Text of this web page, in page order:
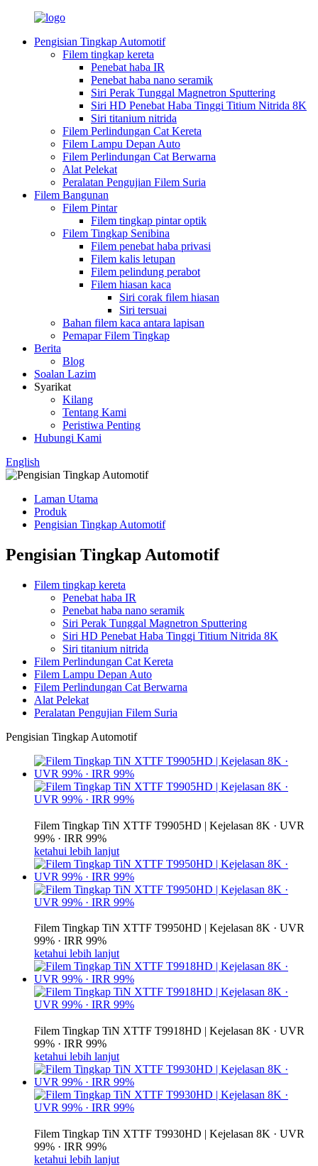
Pengisian Tingkap Automotif
Filem tingkap kereta
Penebat haba IR
Penebat haba nano seramik
Siri Perak Tunggal Magnetron Sputtering
Siri HD Penebat Haba Tinggi Titium Nitrida 8K
Siri titanium nitrida
Filem Perlindungan Cat Kereta
Filem Lampu Depan Auto
Filem Perlindungan Cat Berwarna
Alat Pelekat
Peralatan Pengujian Filem Suria
Filem Bangunan
Filem Pintar
Filem tingkap pintar optik
Filem Tingkap Senibina
Filem penebat haba privasi
Filem kalis letupan
Filem pelindung perabot
Filem hiasan kaca
Siri corak filem hiasan
Siri tersuai
Bahan filem kaca antara lapisan
Pemapar Filem Tingkap
Berita
Blog
Soalan Lazim
Syarikat
Kilang
Tentang Kami
Peristiwa Penting
Hubungi Kami
English
Laman Utama
Produk
Pengisian Tingkap Automotif
Pengisian Tingkap Automotif
Filem tingkap kereta
Penebat haba IR
Penebat haba nano seramik
Siri Perak Tunggal Magnetron Sputtering
Siri HD Penebat Haba Tinggi Titium Nitrida 8K
Siri titanium nitrida
Filem Perlindungan Cat Kereta
Filem Lampu Depan Auto
Filem Perlindungan Cat Berwarna
Alat Pelekat
Peralatan Pengujian Filem Suria
Pengisian Tingkap Automotif
Filem Tingkap TiN XTTF T9905HD | Kejelasan 8K · UVR
99% · IRR 99%
ketahui lebih lanjut
Filem Tingkap TiN XTTF T9950HD | Kejelasan 8K · UVR
99% · IRR 99%
ketahui lebih lanjut
Filem Tingkap TiN XTTF T9918HD | Kejelasan 8K · UVR
99% · IRR 99%
ketahui lebih lanjut
Filem Tingkap TiN XTTF T9930HD | Kejelasan 8K · UVR
99% · IRR 99%
ketahui lebih lanjut